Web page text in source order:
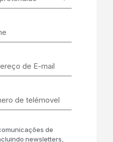
de
newsletters,